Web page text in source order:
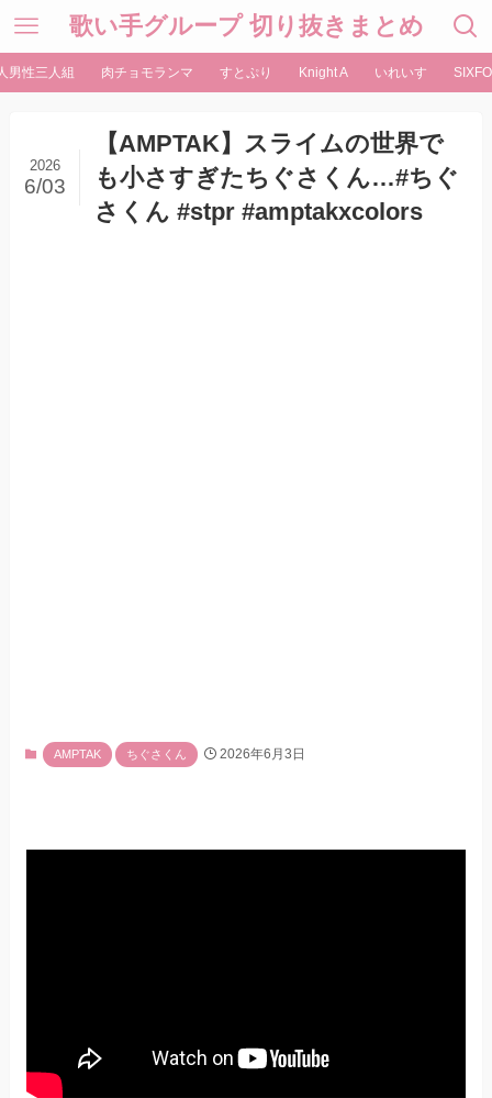
歌い手グループ 切り抜きまとめ
男性三人組 肉チョモランマ すとぷり Knight A いれいす
【AMPTAK】スライムの世界で
も小さすぎたちぐさくん…#ちぐ
さくん #stpr #amptakxcolors
2026
6/03
AMPTAK ちぐさくん 2026年6月3日